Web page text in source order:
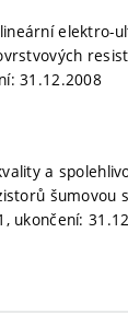
elektro-
31.12.2008
a
šumovou
ukončení: